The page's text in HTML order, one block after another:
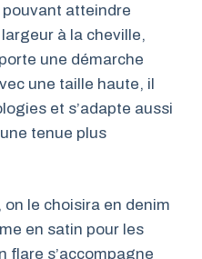
atteindre
à la cheville,
une démarche
une taille haute, il
et s’adapte aussi
tenue plus
le choisira en denim
en satin pour les
flare s’accompagne